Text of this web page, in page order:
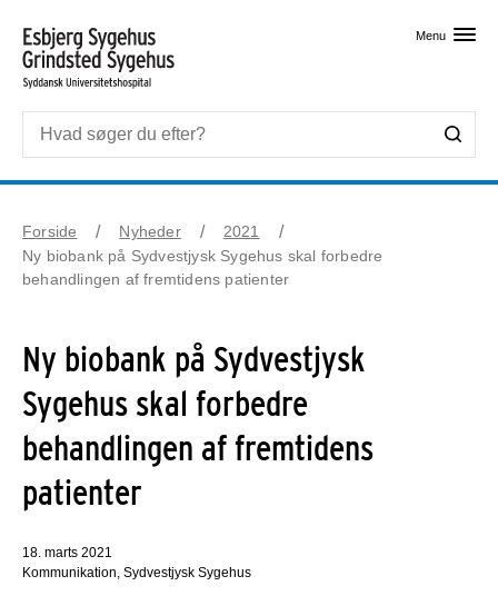
Menu
Forside Nyheder
2021
Ny biobank på Sydvestjysk Sygehus skal forbedre
behandlingen af fremtidens patienter
Ny biobank på Sydvestjysk
Sygehus skal forbedre
behandlingen af fremtidens
patienter
18. marts 2021
Kommunikation, Sydvestjysk Sygehus